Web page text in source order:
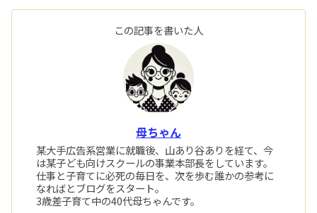
この記事を書いた人
母ちゃん
某大手広告系営業に就職後、山あり谷ありを経て、今
は某子ども向けスクールの事業本部長をしています。
仕事と子育てに必死の毎日を、次を歩む誰かの参考に
なればとブログをスタート。
3歳差子育て中の40代母ちゃんです。